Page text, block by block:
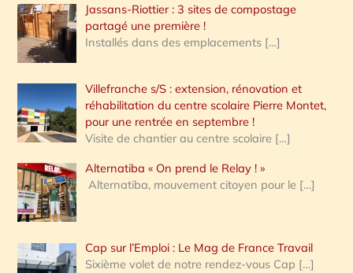
Jassans-Riottier : 3 sites de compostage
partagé une première !
Installés dans des emplacements […]
Villefranche s/S : extension, rénovation et
réhabilitation du centre scolaire Pierre Montet,
pour une rentrée en septembre !
Visite de chantier au centre scolaire […]
Alternatiba « On prend le Relay ! »
Alternatiba, mouvement citoyen pour le […]
Cap sur l’Emploi : Le Mag de France Travail
Sixième volet de notre rendez-vous Cap […]